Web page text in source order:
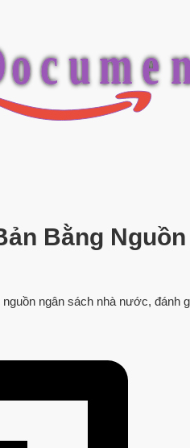
ocume
Bằng
ngân sách nhà nước, đánh